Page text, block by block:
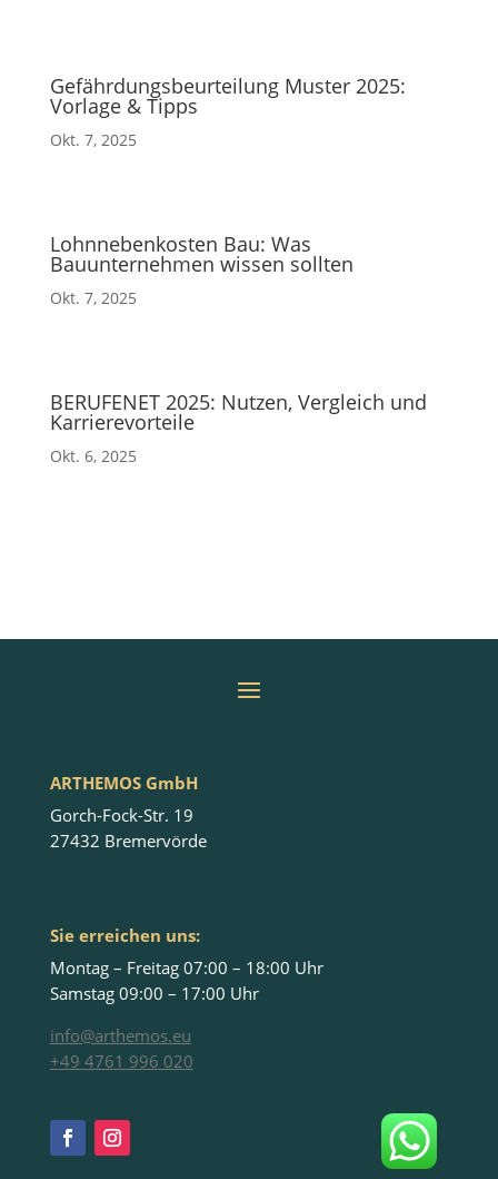
Gefährdungsbeurteilung Muster 2025:
Vorlage & Tipps
Okt. 7, 2025
Lohnnebenkosten Bau: Was
Bauunternehmen wissen sollten
Okt. 7, 2025
BERUFENET 2025: Nutzen, Vergleich und
Karrierevorteile
Okt. 6, 2025
ARTHEMOS GmbH
Gorch-Fock-Str. 19
27432 Bremervörde
Sie erreichen uns:
Montag – Freitag 07:00 – 18:00 Uhr
Samstag 09:00 – 17:00 Uhr
info@arthemos.eu
+49 4761 996 020